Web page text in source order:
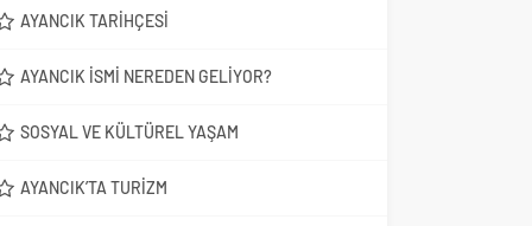
AYANCIK TARIHÇESI
AYANCIK İSMI NEREDEN GELIYOR?
SOSYAL VE KÜLTÜREL YAŞAM
AYANCIK’TA TURIZM